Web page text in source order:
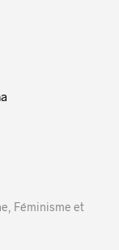
Féminisme et